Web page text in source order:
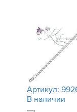
Артикул:
В наличии